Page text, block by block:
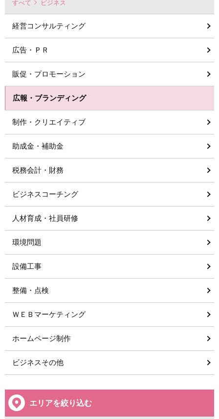
すべて ビジネス
経営コンサルティング
広告・ＰＲ
販促・プロモーション
広報・ブランディング
制作・クリエイティブ
助成金・補助金
税務会計・財務
ビジネスコーチング
人材育成・社員研修
環境問題
設備工事
整備・点検
ＷＥＢマーケティング
ホームページ制作
ビジネスその他
エリアを絞り込む